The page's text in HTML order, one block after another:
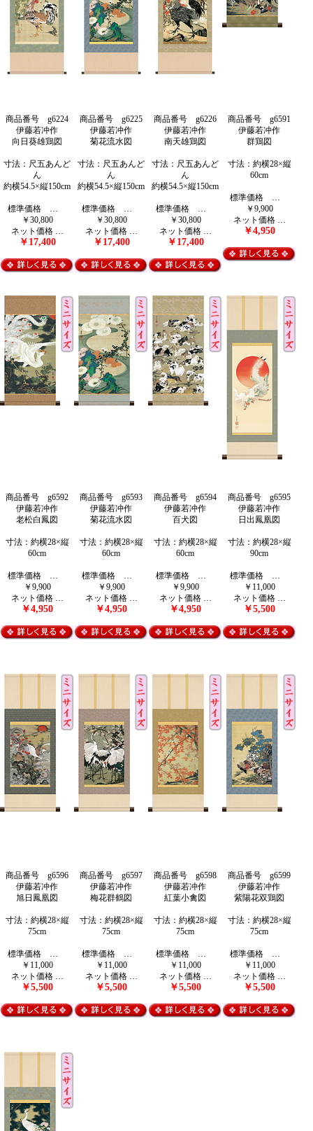
商品番号 g6224
伊藤若冲作
向日葵雄鶏図
寸法：尺五あんど
ん
約横54.5×縦150cm
標準価格 …
￥30,800
ネット価格 …
￥17,400
商品番号 g6225
伊藤若冲作
菊花流水図
寸法：尺五あんど
ん
約横54.5×縦150cm
標準価格 …
￥30,800
ネット価格 …
￥17,400
商品番号 g6226
伊藤若冲作
南天雄鶏図
寸法：尺五あんど
ん
約横54.5×縦150cm
標準価格 …
￥30,800
ネット価格 …
￥17,400
商品番号 g6591
伊藤若冲作
群鶏図
寸法：約横28×縦
60cm
標準価格 …
￥9,900
ネット価格 …
￥4,950
商品番号 g6592
伊藤若冲作
老松白鳳図
寸法：約横28×縦
60cm
標準価格 …
￥9,900
ネット価格 …
￥4,950
商品番号 g6593
伊藤若冲作
菊花流水図
寸法：約横28×縦
60cm
標準価格 …
￥9,900
ネット価格 …
￥4,950
商品番号 g6594
伊藤若冲作
百犬図
寸法：約横28×縦
60cm
標準価格 …
￥9,900
ネット価格 …
￥4,950
商品番号 g6595
伊藤若冲作
日出鳳凰図
寸法：約横28×縦
90cm
標準価格 …
￥11,000
ネット価格 …
￥5,500
商品番号 g6596
伊藤若冲作
旭日鳳凰図
寸法：約横28×縦
75cm
標準価格 …
￥11,000
ネット価格 …
￥5,500
商品番号 g6597
伊藤若冲作
梅花群鶴図
寸法：約横28×縦
75cm
標準価格 …
￥11,000
ネット価格 …
￥5,500
商品番号 g6598
伊藤若冲作
紅葉小禽図
寸法：約横28×縦
75cm
標準価格 …
￥11,000
ネット価格 …
￥5,500
商品番号 g6599
伊藤若冲作
紫陽花双鶏図
寸法：約横28×縦
75cm
標準価格 …
￥11,000
ネット価格 …
￥5,500